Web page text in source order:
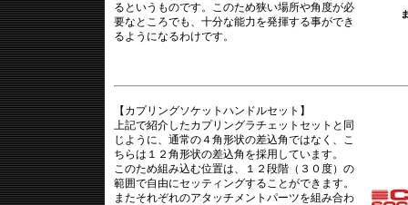
るというものです。このため狭い場所や角度が必
要なところでも、十分な能力を発揮する事ができ
るようになるわけです。
【カプリングソケットハンドルセット】
上記で紹介したカプリングラチェットセットと同
じように、通常の４角形状の差込角ではなく、こ
ちらは１２角形状の差込角を採用しています。
このため組み込む位置は、１２段階（３０度）の
範囲で自由にセッティングすることができます。
またそれぞれのアタッチメントパーツを組み合わ